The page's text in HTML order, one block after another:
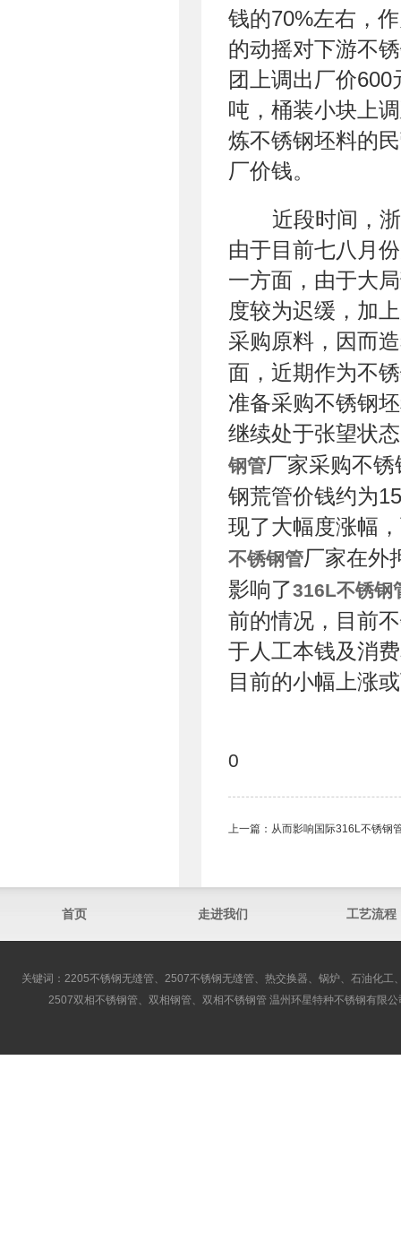
钱的70%左右，
的动摇对下游不
团上调出厂价
吨，桶装小块上
炼不锈钢坯料的
厂价钱。
近段时间，
由于目前七八月
一方面，由于大
度较为迟缓，加
采购原料，因而造
面，近期作为不
准备采购不锈钢
继续处于张望状
钢管厂家采购不
钢荒管价钱约为
现了大幅度涨幅
不锈钢管厂家在外
影响了316L不锈钢
前的情况，目前
于人工本钱及消
目前的小幅上涨
0
上一篇： 从而影响国际316L不锈钢
首页 走进我们 工艺流程
关键词：2205不锈钢无缝管、2507不锈钢无缝管、热交换器、锅炉、石油化
2507双相不锈钢管、双相钢管、双相不锈钢管 温州环星特种不锈钢有限